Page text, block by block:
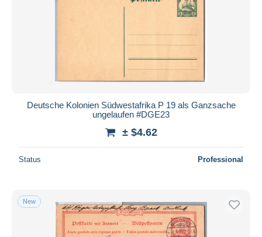
Submit
Deutsche Kolonien Südwestafrika P 19 als Ganzsache
ungelaufen #DGE23
± $4.62
Status Professional
New